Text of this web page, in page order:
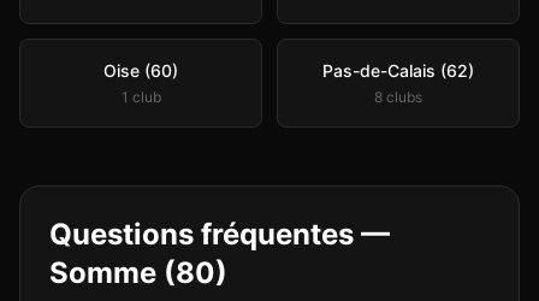
Oise (60)
1 club
Pas-de-Calais (62)
8 clubs
Questions fréquentes —
Somme (80)